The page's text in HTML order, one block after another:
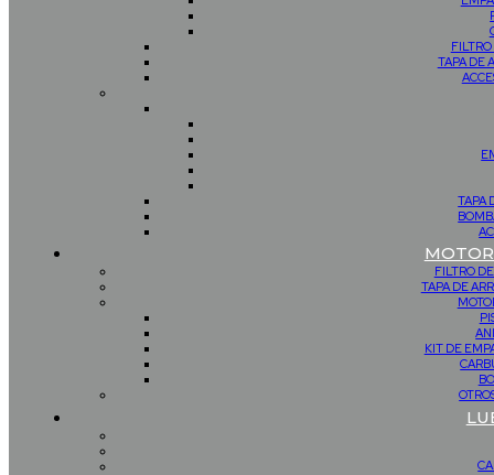
TAPA DE
TAPA
FILTRO
TAPA DE
KIT DE